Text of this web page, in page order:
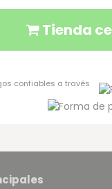
Tienda
confiables a través